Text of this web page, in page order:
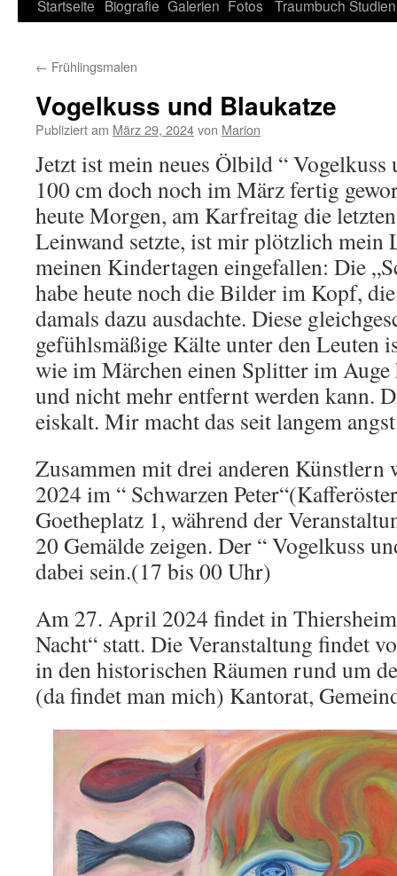
Zum
springen
Startseite Biografie Galerien Fotos Traumbuch Studien
← Frühlingsmalen
Vogelkuss und Blaukatze
Publiziert am März 29, 2024von Marion
Jetzt ist mein neues Ölbild “ Vogelkuss
100 cm doch noch im März fertig
heute Morgen, am Karfreitag die
Leinwand setzte, ist mir plötzlich mein
meinen Kindertagen eingefallen: Die
habe heute noch die Bilder im Kopf,
damals dazu ausdachte. Diese
gefühlsmäßige Kälte unter den Leuten
wie im Märchen einen Splitter im Auge
und nicht mehr entfernt werden kann.
eiskalt. Mir macht das seit langem
Zusammen mit drei anderen
2024 im “ Schwarzen
Goetheplatz 1, während der
20 Gemälde zeigen. Der “ Vogelkuss
dabei sein.(17 bis 00 Uhr)
Am 27. April 2024 findet in
Nacht“ statt. Die Veranstaltung findet
in den historischen Räumen rund um
(da findet man mich) Kantorat,